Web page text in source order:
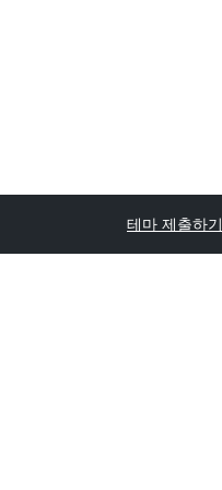
테마 제출하기